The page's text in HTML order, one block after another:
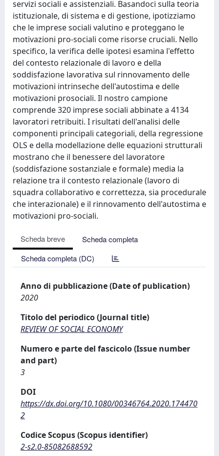
servizi sociali e assistenziali. Basandoci sulla teoria
istituzionale, di sistema e di gestione, ipotizziamo
che le imprese sociali valutino e proteggano le
motivazioni pro-sociali come risorse cruciali. Nello
specifico, la verifica delle ipotesi esamina l'effetto
del contesto relazionale di lavoro e della
soddisfazione lavorativa sul rinnovamento delle
motivazioni intrinseche dell'autostima e delle
motivazioni prosociali. Il nostro campione
comprende 320 imprese sociali abbinate a 4134
lavoratori retribuiti. I risultati dell'analisi delle
componenti principali categoriali, della regressione
OLS e della modellazione delle equazioni strutturali
mostrano che il benessere del lavoratore
(soddisfazione sostanziale e formale) media la
relazione tra il contesto relazionale (lavoro di
squadra collaborativo e correttezza, sia procedurale
che interazionale) e il rinnovamento dell'autostima e
motivazioni pro-sociali.
Scheda breve
Scheda completa
Scheda completa (DC)
Anno di pubblicazione (Date of publication)
2020
Titolo del periodico (Journal title)
REVIEW OF SOCIAL ECONOMY
Numero e parte del fascicolo (Issue number
and part)
3
DOI
https://dx.doi.org/10.1080/00346764.2020.174470
2
Codice Scopus (Scopus identifier)
2-s2.0-85082688592